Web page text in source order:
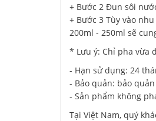
+ Bước 2 Đun sôi
+ Bước 3 Tùy vào
200ml - 250ml sẽ
* Lưu ý: Chỉ pha vừa
- Hạn sử dụng: 24
- Bảo quản: bảo
- Sản phẩm không
Tại Việt Nam, quý